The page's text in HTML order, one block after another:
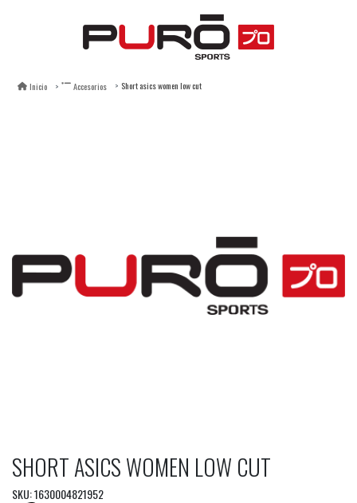
Inicio Accesorios Short asics women low cut
SHORT ASICS WOMEN LOW CUT
SKU: 1630004821952